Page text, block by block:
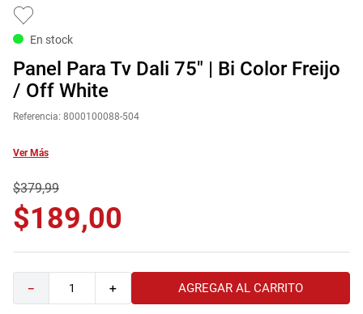
En stock
Panel Para Tv Dali 75" | Bi Color Freijo
/ Off White
Referencia: 8000100088-504
Ver Más
$379,99
$189,00
＋
－ AGREGAR AL CARRITO
.
zapatera
6
cama
7.
comoda
10
camas